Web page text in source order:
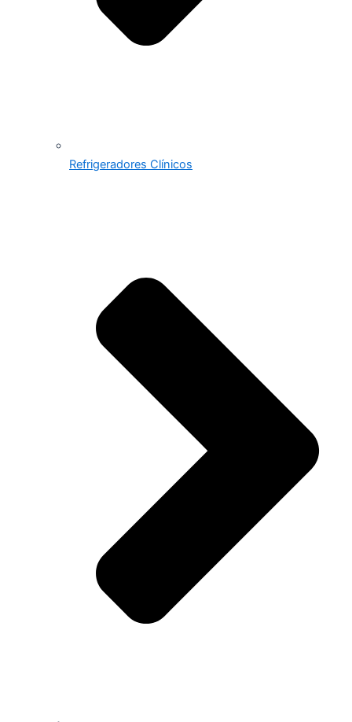
Refrigeradores Clínicos